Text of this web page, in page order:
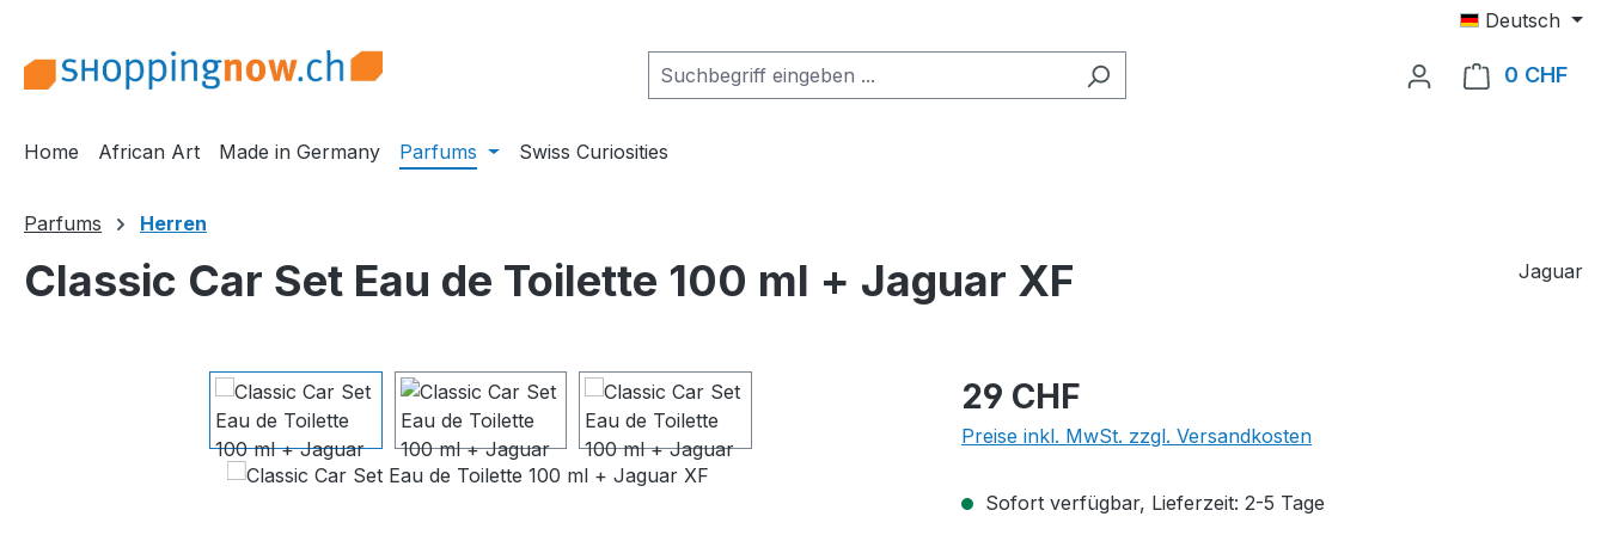
Deutsch
0 CHF
Home African Art Made in Germany Parfums Swiss Curiosities
Parfums Herren
Classic Car Set Eau de Toilette 100 ml + Jaguar XF Jaguar
Bildergalerie überspringen Regulärer Preis:
29 CHF
Preise inkl. MwSt. zzgl. Versandkosten
Sofort verfügbar, Lieferzeit: 2-5 Tage